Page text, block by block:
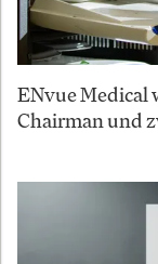
ENvue Medical
Chairman und